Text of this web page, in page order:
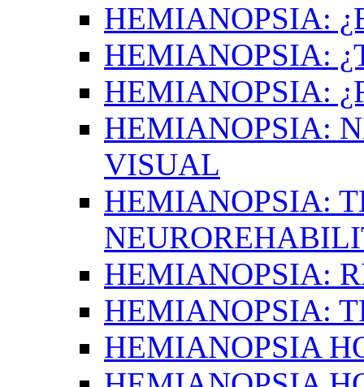
HEMIANOPSIA:
HEMIANOPSIA:
HEMIANOPSIA:
HEMIANOPSIA:
VISUAL
HEMIANOPSIA:
HEMIANOPSIA:
HEMIANOPSIA:
HEMIANOPSIA